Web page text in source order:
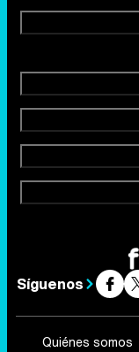
Síguenos
Quiénes somos